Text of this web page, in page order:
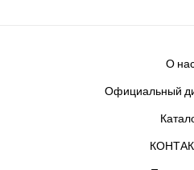
О
Официальный